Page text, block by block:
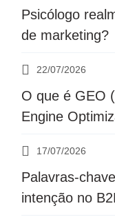
Psicólogo
de marketing?
22/07/2026
O que é GEO
Engine
17/07/2026
Palavras-
intenção no